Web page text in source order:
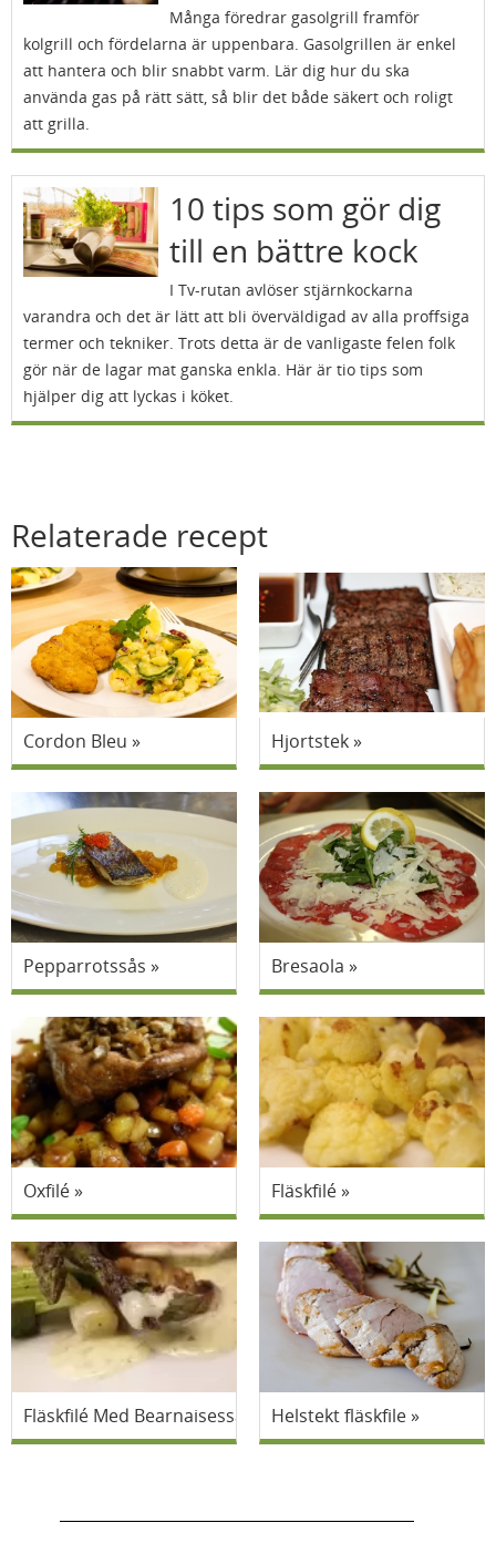
Många föredrar gasolgrill framför
kolgrill och fördelarna är uppenbara. Gasolgrillen är enkel
att hantera och blir snabbt varm. Lär dig hur du ska
använda gas på rätt sätt, så blir det både säkert och roligt
att grilla.
10 tips som gör dig
till en bättre kock
I Tv-rutan avlöser stjärnkockarna
varandra och det är lätt att bli överväldigad av alla proffsiga
termer och tekniker. Trots detta är de vanligaste felen folk
gör när de lagar mat ganska enkla. Här är tio tips som
hjälper dig att lyckas i köket.
Relaterade recept
Cordon Bleu Hjortstek
Pepparrotssås Bresaola
Oxfilé Fläskfilé
Fläskfilé Med Bearnaisessås Och Grönsaker
Helstekt fläskfile